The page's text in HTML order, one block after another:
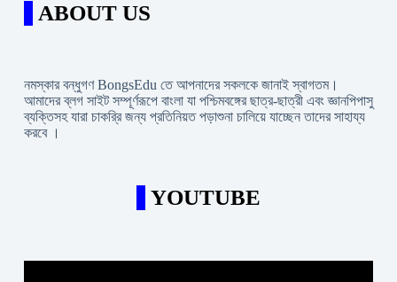
ABOUT US
নমস্কার বন্ধুগণ BongsEdu তে আপনাদের সকলকে জানাই স্বাগতম।
আমাদের ব্লগ সাইট সম্পূর্ণরূপে বাংলা যা পশ্চিমবঙ্গের ছাত্র-ছাত্রী এবং জ্ঞানপিপাসু
ব্যক্তিসহ যারা চাকরি্র জন্য প্রতিনিয়ত পড়াশুনা চালিয়ে যাচ্ছেন তাদের সাহায্য
করবে ।
YOUTUBE